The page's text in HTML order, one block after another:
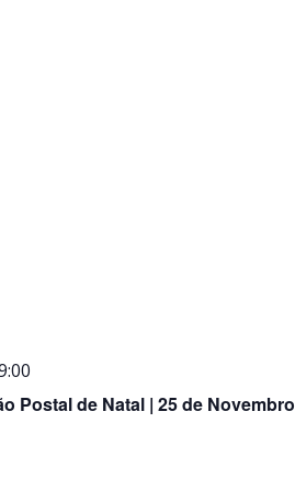
Postal de Natal | 25 de Novembro